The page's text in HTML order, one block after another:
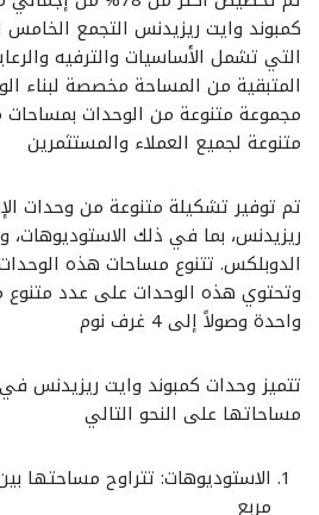
كمبوند وايت ريزيدنس التجمع الخامس
المتبقية من المساحة مخصصة لبناء
مجموعة متنوعة من الوحدات بمساحات
متنوعة لجميع العملاء والمستثمرين
تم توفير تشكيلة متنوعة من وحدات
ريزيدنس، بما في ذلك
وتحتوي هذه الوحدات على عدد متنوع
واحدة وصولاً إلى 4 غرف نوم
تتميز وحدات كمبوند وايت ريزيدنس
مساحاتها على النحو التالي
مربع